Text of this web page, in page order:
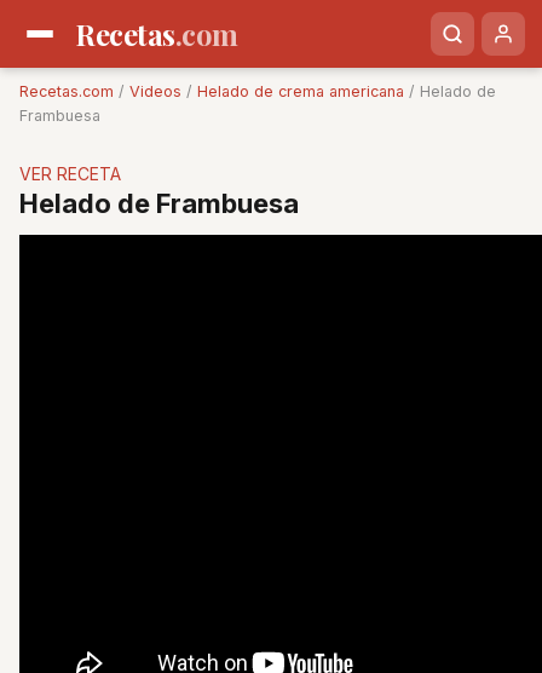
Recetas.com
Recetas.com / Videos / Helado de crema americana / Helado de
Frambuesa
VER RECETA
Helado de Frambuesa